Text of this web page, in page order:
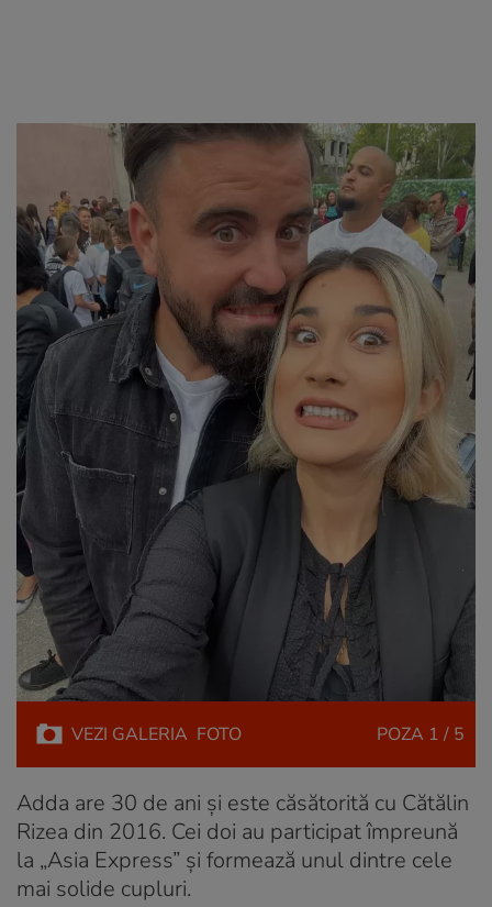
VEZI GALERIA FOTO POZA 1 / 5
Adda are 30 de ani și este căsătorită cu Cătălin
Rizea din 2016. Cei doi au participat împreună
la „Asia Express” și formează unul dintre cele
mai solide cupluri.